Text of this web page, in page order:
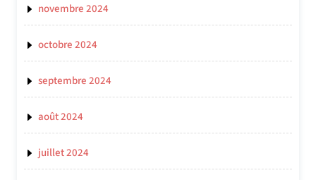
novembre 2024
octobre 2024
septembre 2024
août 2024
juillet 2024